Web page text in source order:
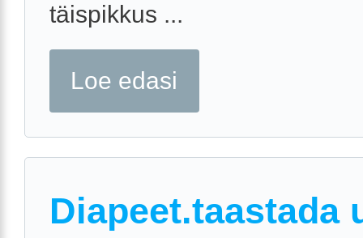
täispikkus ...
Loe edasi
Diapeet.taastada